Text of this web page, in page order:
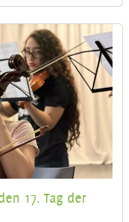
17. Tag der